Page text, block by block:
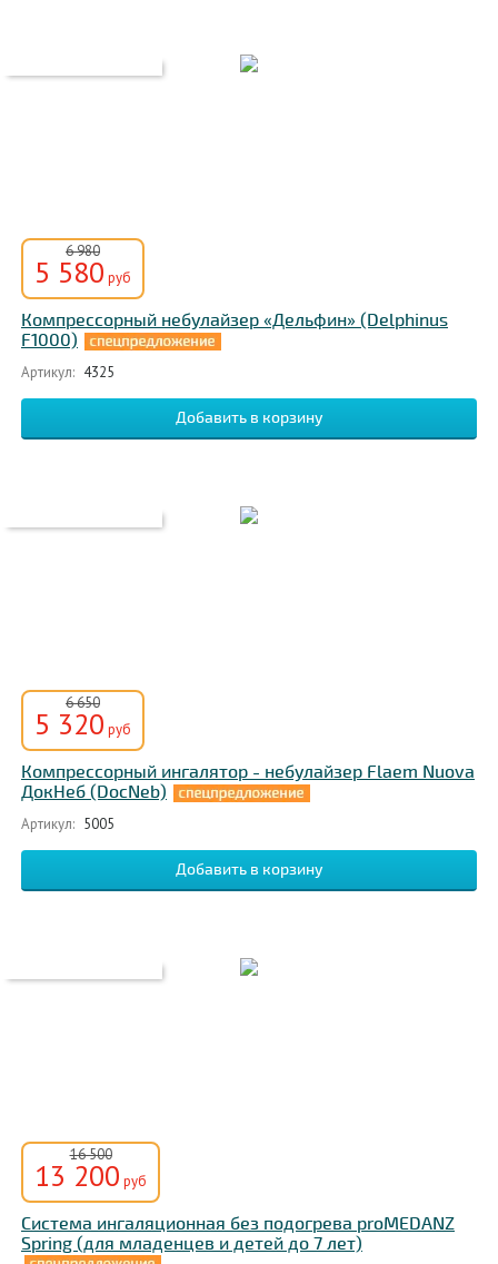
6 980
5 580 руб
Компрессорный небулайзер «Дельфин» (Delphinus
F1000)
Артикул: 4325
6 650
5 320 руб
Компрессорный ингалятор - небулайзер Flaem Nuova
ДокНеб (DocNeb)
Артикул: 5005
16 500
13 200 руб
Система ингаляционная без подогрева proMEDANZ
Spring (для младенцев и детей до 7 лет)